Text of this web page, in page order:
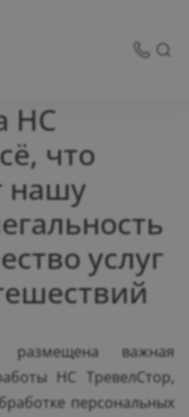
НС
что
нашу
услуг
важная
НС ТревелСтор,
персональных